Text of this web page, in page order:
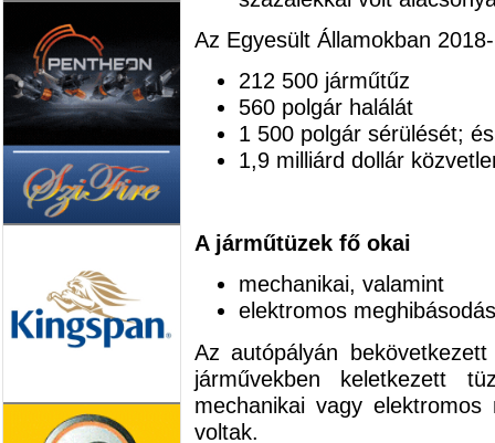
Az Egyesült Államokban
212 500 járműtűz
560 polgár halálát
1 500 polgár sérülését; és
1,9 milliárd dollár
A járműtüzek fő okai
mechanikai, valamint
elektromos
Az autópályán
járművekben keletkezett
mechanikai vagy elektromos
voltak.